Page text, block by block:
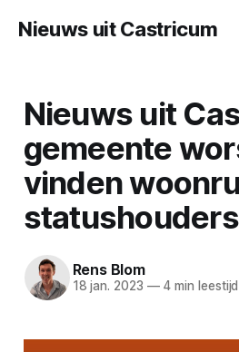
Nieuws uit Castricum
Nieuws uit
gemeente
vinden
statushouders
Rens Blom
18 jan. 2023 —4 min leestijd